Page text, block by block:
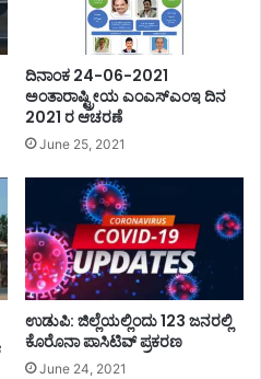
ದಿನಾಂಕ 24-06-2021
ಅಂತಾರಾಷ್ಟ್ರೀಯ ಎಂಎಸ್ಎಂಇ ದಿನ
2021 ರ ಆಚರಣೆ
June 25, 2021
ಉಡುಪಿ: ಜಿಲ್ಲೆಯಲ್ಲಿಂದು 123 ಜನರಲ್ಲಿ
ಕೊರೊನಾ ಪಾಸಿಟಿವ್ ಪ್ರಕರಣ
June 24, 2021